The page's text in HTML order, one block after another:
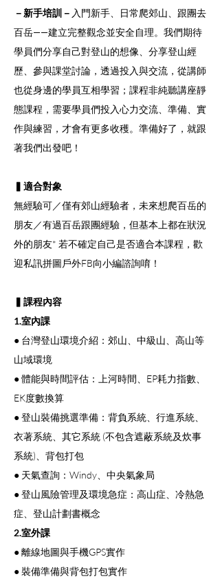
－新手培訓－ 入門新手、日常爬郊山、跟團去
百岳——建立完整觀念並安全自理。我們期待
學員們分享自己對登山的想像、分享登山經
歷、參與課堂討論，透過投入與交流，從講師
也從身邊的學員互相學習；課程非純聽講座靜
態課程，需要學員們投入心力交流、準備、實
作與練習，才會有更多收穫。準備好了，就跟
著我們出發吧！
▍適合對象
無經驗可／僅有郊山經驗者，未來想爬百岳的
朋友／有過百岳跟團經驗，但基本上都在狀況
外的朋友* 若不確定自己是否適合本課程，歡
迎私訊拼圖戶外FB向小編諮詢唷！
▍課程內容
1.室內課
● 台灣登山環境介紹：郊山、中級山、高山等
山域環境
● 體能與時間評估：上河時間、EP耗力指數、
EK度數換算
● 登山裝備挑選準備：背負系統、行進系統、
衣著系統、其它系統 (不包含遮蔽系統及炊事
系統)、背包打包
● 天氣查詢：Windy、中央氣象局
● 登山風險管理及環境急症：高山症、冷熱急
症、登山計劃書概念
2.室外課
● 離線地圖與手機GPS實作
● 裝備準備與背包打包實作